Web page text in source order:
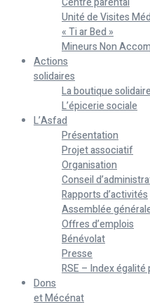
Unité de Visites
« Ti ar Bed »
Mineurs Non
Actions
solidaires
La boutique solidaire
L’épicerie sociale
L’Asfad
Présentation
Projet associatif
Organisation
Conseil
Rapports d’activités
Assemblée
Offres d’emplois
Bénévolat
Presse
RSE – Index
Dons
et Mécénat